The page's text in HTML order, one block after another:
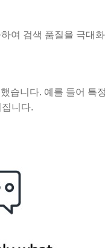
여 검색 품질을 극대
습니다. 예를 들어 특
니다.